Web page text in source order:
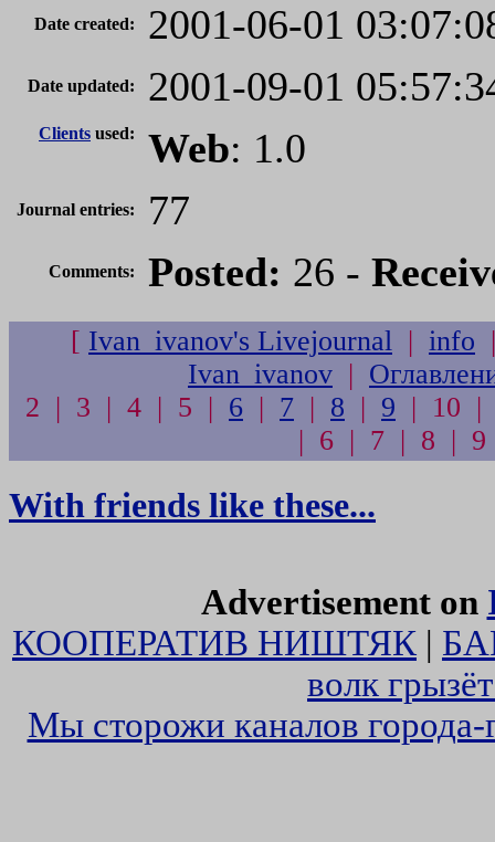
Date created: 2001-06-01
Date updated: 2001-09-01
Clients used: Web: 1.0
Journal entries: 77
Comments: Posted: 26 -
[ Ivan_ivanov's Livejournal | info
Ivan_ivanov |
2 | 3 | 4 | 5 | 6 | 7 | 8 | 9 | 10
| 6 | 7 | 8 |
With friends like these...
Advertisement on
КООПЕРАТИВ НИШТЯК |
волк
Мы сторожи каналов города-